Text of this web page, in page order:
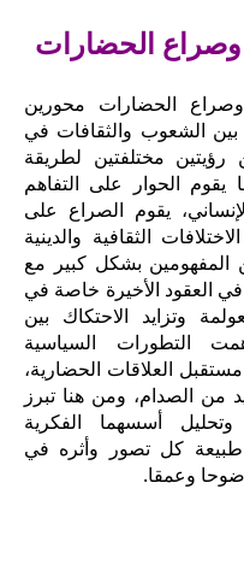
الحضارات
الحضارات محورين
الشعوب والثقافات في
مختلفتين لطريقة
يقوم الحوار على التفاهم
يقوم الصراع على
الثقافية والدينية
المفهومين بشكل كبير مع
في العقود الأخيرة خاصة في
وتزايد الاحتكاك بين
التطورات السياسية
العلاقات الحضارية،
من الصدام، ومن هنا تبرز
أسسهما الفكرية
طبيعة كل تصور وأثره في
وعمقا.